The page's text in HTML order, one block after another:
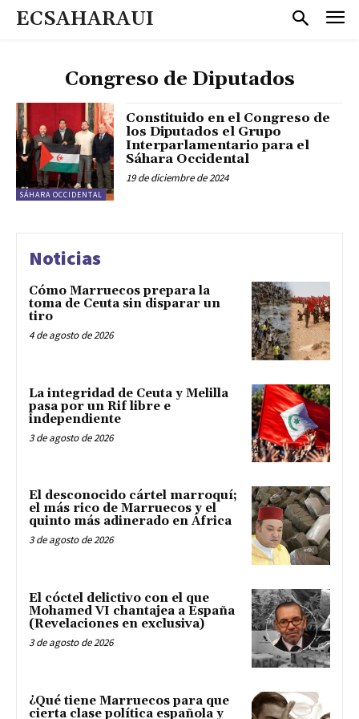
ECSAHARAUI
Congreso de Diputados
SÁHARA OCCIDENTAL
Constituido en el Congreso de
los Diputados el Grupo
Interparlamentario para el
Sáhara Occidental
19 de diciembre de 2024
Noticias
Cómo Marruecos prepara la
toma de Ceuta sin disparar un
tiro
4 de agosto de 2026
La integridad de Ceuta y Melilla
pasa por un Rif libre e
independiente
3 de agosto de 2026
El desconocido cártel marroquí;
el más rico de Marruecos y el
quinto más adinerado en África
3 de agosto de 2026
El cóctel delictivo con el que
Mohamed VI chantajea a España
(Revelaciones en exclusiva)
3 de agosto de 2026
¿Qué tiene Marruecos para que
cierta clase política española y